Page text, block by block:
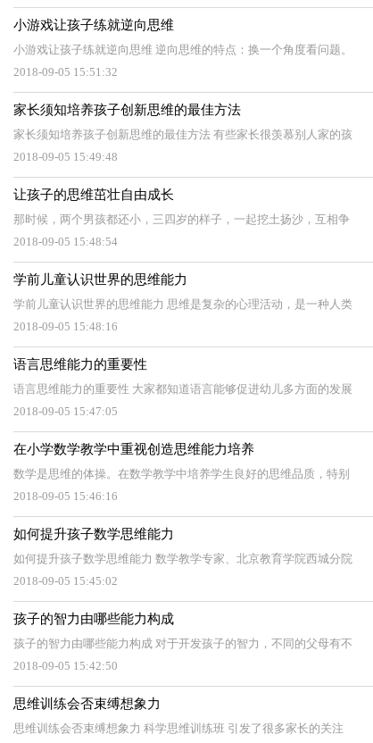
小游戏让孩子练就逆向思维
小游戏让孩子练就逆向思维 逆向思维的特点：换一个角度看问题。
2018-09-05 15:51:32
家长须知培养孩子创新思维的最佳方法
家长须知培养孩子创新思维的最佳方法 有些家长很羡慕别人家的孩
2018-09-05 15:49:48
让孩子的思维茁壮自由成长
那时候，两个男孩都还小，三四岁的样子，一起挖土扬沙，互相争
2018-09-05 15:48:54
学前儿童认识世界的思维能力
学前儿童认识世界的思维能力 思维是复杂的心理活动，是一种人类
2018-09-05 15:48:16
语言思维能力的重要性
语言思维能力的重要性 大家都知道语言能够促进幼儿多方面的发展
2018-09-05 15:47:05
在小学数学教学中重视创造思维能力培养
数学是思维的体操。在数学教学中培养学生良好的思维品质，特别
2018-09-05 15:46:16
如何提升孩子数学思维能力
如何提升孩子数学思维能力 数学教学专家、北京教育学院西城分院
2018-09-05 15:45:02
孩子的智力由哪些能力构成
孩子的智力由哪些能力构成 对于开发孩子的智力，不同的父母有不
2018-09-05 15:42:50
思维训练会否束缚想象力
思维训练会否束缚想象力 科学思维训练班 引发了很多家长的关注